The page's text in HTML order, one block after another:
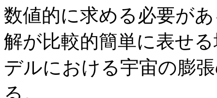
数値的に求める必要が
解が比較的簡単に表せ
デルにおける宇宙の膨
る。